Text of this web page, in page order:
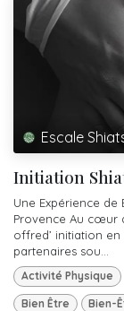
Escale
Initiation
Une Expérience de
Provence Au cœur
offred’ initiation
partenaires sou...
Activité Physique
Bien Être Bien-